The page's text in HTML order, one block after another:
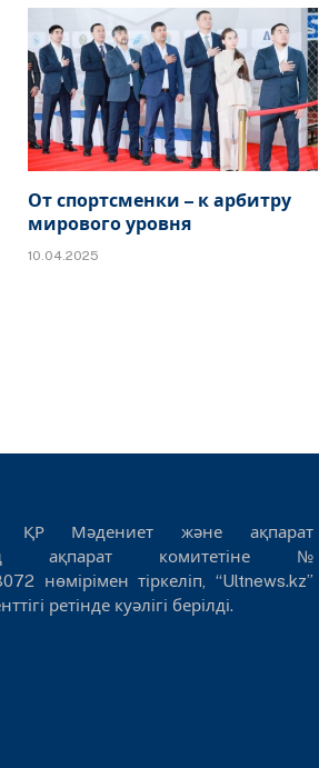
От спортсменки – к арбитру
мирового уровня
10.04.2025
Мәдениет және ақпарат
ақпарат комитетіне №
нөмірімен тіркеліп, “Ultnews.kz”
ретінде куәлігі берілді.